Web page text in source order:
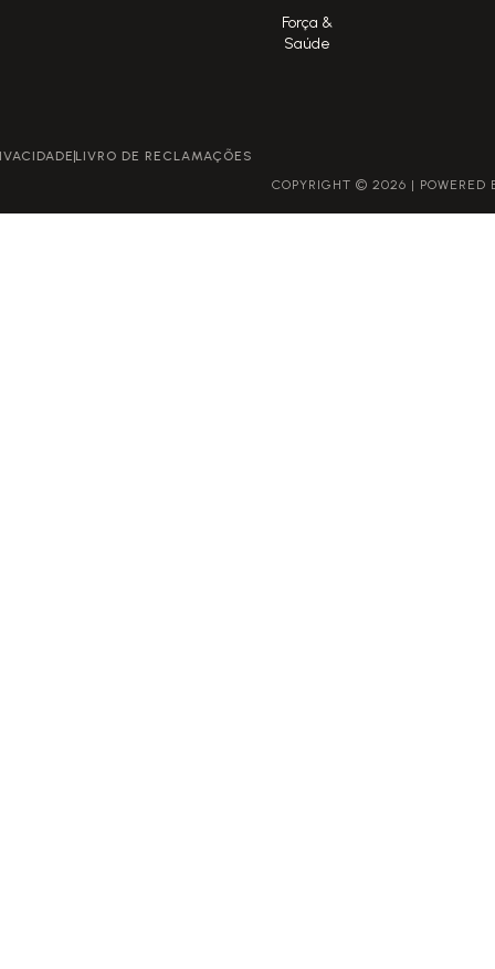
Força &
Saúde
POLÍTICA DE PRIVACIDADELIVRO DE RECLAMAÇÕES
COPYRIGHT © 2026 | POWERED BY GROWME